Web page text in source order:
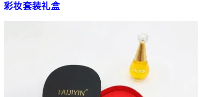
彩妆套装礼盒